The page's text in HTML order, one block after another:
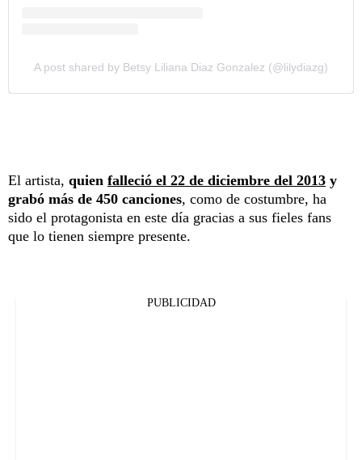
A post shared by Betsy Liliana Diaz Gonzalez (@lilydiazg)
El artista, quien falleció el 22 de diciembre del 2013 y
grabó más de 450 canciones, como de costumbre, ha
sido el protagonista en este día gracias a sus fieles fans
que lo tienen siempre presente.
PUBLICIDAD